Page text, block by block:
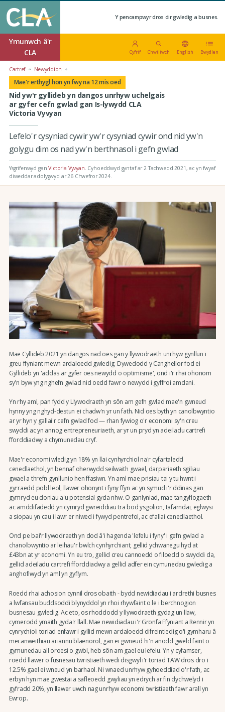
Y pencampwyr dros dir gwledig a busnes.
Ymunwch â'r
CLA
Cyfrif Chwiliwch English Bwydlen
Cartref Newyddion
Mae'r erthygl hon yn fwy na 12 mis oed
Nid yw'r gyllideb yn dangos unrhyw uchelgais
ar gyfer cefn gwlad gan Is-lywydd CLA
Victoria Vyvyan
Lefelo'r cysyniad cywir yw'r cysyniad cywir ond nid yw'n
golygu dim os nad yw'n berthnasol i gefn gwlad
Ysgrifenwyd ganVictoria Vyvyan. Cyhoeddwyd gyntaf ar 2 Tachwedd 2021, ac yn fwyaf
diweddar adolygwyd ar 26 Chwefror 2024.
Mae Cyllideb 2021 yn dangos nad oes gan y llywodraeth unrhyw gynllun i
greu ffyniant mewn ardaloedd gwledig. Dywedodd y Canghellor fod ei
Gyllideb yn 'addas ar gyfer oes newydd o optimisme', ond i'r rhai ohonom
sy'n byw yng nghefn gwlad nid oedd fawr o newydd i gyffroi amdani.
Yn rhy aml, pan fydd y Llywodraeth yn sôn am gefn gwlad mae'n gwneud
hynny yng nghyd-destun ei chadw'n yr un fath. Nid oes byth yn canolbwyntio
ar yr hyn y gallai'r cefn gwlad fod — rhan fywiog o'r economi sy'n creu
swyddi ac yn annog entrepreneuriaeth, ar yr un pryd yn adeiladu cartrefi
fforddiadwy a chymunedau cryf.
Mae'r economi wledig yn 18% yn llai cynhyrchiol na'r cyfartaledd
cenedlaethol, yn bennaf oherwydd seilwaith gwael, darpariaeth sgiliau
gwael a threfn gynllunio hen ffasiwn. Yn aml mae prisiau tai y tu hwnt i
gyrraedd pobl leol, llawer ohonynt i fyny ffyn ac yn symud i'r ddinas gan
gymryd eu doniau a'u potensial gyda nhw. O ganlyniad, mae tangyflogaeth
ac amddifadedd yn cymryd gwreiddiau tra bod ysgolion, tafarndai, eglwysi
a siopau yn cau i lawr er niwed i fywyd pentrefol, ac efallai cenedlaethol.
Ond pe bai'r llywodraeth yn dod â'i hagenda 'lefelu i fyny' i gefn gwlad a
chanolbwyntio ar leihau'r bwlch cynhyrchiant, gellid ychwanegu hyd at
£43bn at yr economi. Yn eu tro, gellid creu cannoedd o filoedd o swyddi da,
gellid adeiladu cartrefi fforddiadwy a gellid adfer ein cymunedau gwledig a
anghofiwyd yn aml yn gyflym.
Roedd rhai achosion cynnil dros obaith - bydd newidiadau i ardrethi busnes
a lwfansau buddsoddi blynyddol yn rhoi rhywfaint o le i berchnogion
busnesau gwledig. Ac eto, os rhoddodd y llywodraeth gydag un llaw,
cymerodd ymaith gyda'r llall. Mae newidiadau i'r Gronfa Ffyniant a Rennir yn
cynrychioli toriad enfawr i gyllid mewn ardaloedd difreintiedig o'i gymharu â
mecanweithiau ariannu blaenorol, gan ei gwneud hi'n anodd gweld faint o
gymunedau all oroesi o gwbl, heb sôn am gael eu lefelu. Yn y cyfamser,
roedd llawer o fusnesau twristiaeth wedi disgwyl i'r toriad TAW dros dro i
12.5% gael ei wneud yn barhaol. Ni wnaed unrhyw gyhoeddiad o'r fath, ac
erbyn hyn mae gwestai a safleoedd gwyliau yn edrych ar fin dychwelyd i
gyfradd 20%, yn llawer uwch nag unrhyw economi twristiaeth fawr arall yn
Ewrop.